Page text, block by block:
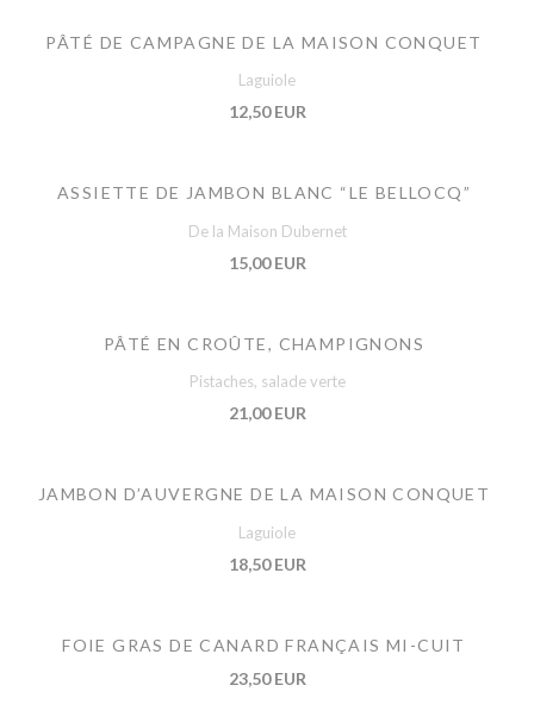
PÂTÉ DE CAMPAGNE DE LA MAISON CONQUET
Laguiole
12,50 EUR
ASSIETTE DE JAMBON BLANC “LE BELLOCQ”
De la Maison Dubernet
15,00 EUR
PÂTÉ EN CROÛTE, CHAMPIGNONS
Pistaches, salade verte
21,00 EUR
JAMBON D’AUVERGNE DE LA MAISON CONQUET
Laguiole
18,50 EUR
FOIE GRAS DE CANARD FRANÇAIS MI-CUIT
23,50 EUR